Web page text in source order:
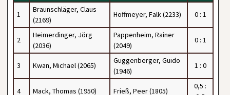
1
Braunschläger, Claus
(2169)
Hoffmeyer, Falk (2233) 0 : 1
2
Heimerdinger, Jörg
(2036)
Pappenheim, Rainer
(2049)
0 : 1
3 Kwan, Michael (2065)
Guggenberger, Guido
(1946)
1 : 0
4 Mack, Thomas (1950) Frieß, Peer (1805)
0,5 :